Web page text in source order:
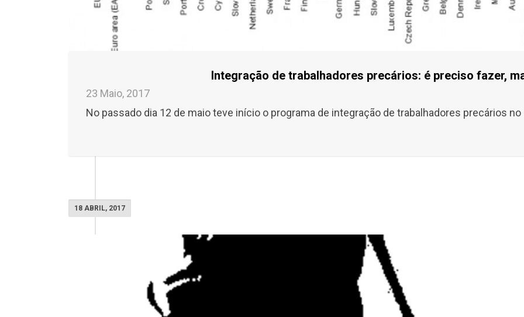
Integração de trabalhadores precários: é preciso fazer,
23 Maio, 2017
No passado dia 12 de maio teve início o programa de integração de trabalhadores precários no
18 ABRIL, 2017